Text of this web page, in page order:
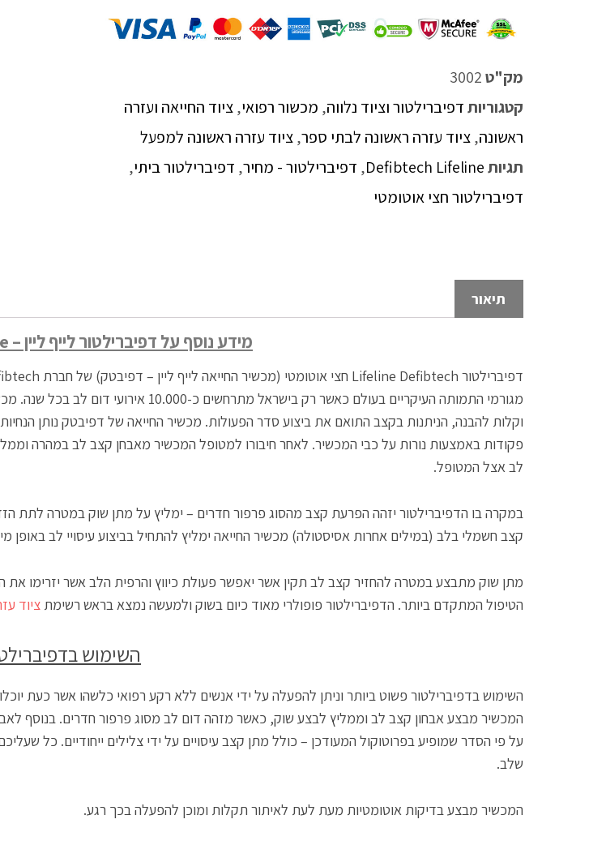
מק"ט3002
קטגוריותדפיברילטור וציוד נלווה, מכשור רפואי,ציוד החייאה ועזרה
ראשונה,ציוד עזרה ראשונה לבתי ספר,ציוד עזרה ראשונה למפעל
תגיותDefibtech Lifeline
, דפיברילטור - מחיר, דפיברילטור ביתי,
דפיברילטור חצי אוטומטי
תיאור
מידע נוסף על דפיברילטור לייף ליין – Defibtech Lifeline
דפיברילטור Lifeline Defibtech חצי אוטומטי (מכשיר החייאה לייף ליין – דפיבטק) של חברת Defibtech המיוצר בארה”ב
מגורמי התמותה העיקריים בעולם כאשר רק
וקלות להבנה, הניתנות בקצב התואם את ביצוע סדר הפעולות. מכשיר החייאה של דפיבטק נותן
פקודות באמצעות נורות על כבי המכשיר. לאחר חיבורו למטופל המכשיר מאבחן קצב לב במהרה
לב אצל המטופל.
במקרה בו הדפיברילטור יזהה הפרעת קצב מהסוג פרפור חדרים – ימליץ על מתן שוק במטרה לתת
קצב חשמלי בלב (במילים אחרות אסיסטולה) מכשיר החייאה ימליץ להתחיל בביצוע עיסויי לב באופן
מתן שוק מתבצע במטרה להחזיר קצב לב תקין אשר יאפשר פעולת כיווץ והרפית הלב אשר יזרימו את
הטיפול המתקדם ביותר. הדפיברילטור פופולרי מאוד כיום בשוק ולמעשה נמצא בראש רשימת ציוד
השימוש
השימוש בדפיברילטור פשוט ביותר וניתן להפעלה על ידי אנשים ללא רקע רפואי כלשהו אשר כעת
המכשיר מבצע אבחון קצב לב וממליץ לבצע שוק, כאשר מזהה דום לב מסוג פרפור חדרים. בנוסף
על פי הסדר שמופיע בפרוטוקול המעודכן – כולל מתן קצב עיסויים על ידי צלילים ייחודיים. כל
שלב.
המכשיר מבצע בדיקות אוטומטיות מעת לעת לאיתור תקלות ומוכן להפעלה בכך רגע.